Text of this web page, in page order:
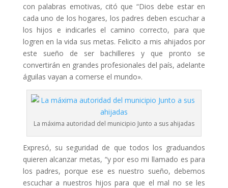
con palabras emotivas, citó que “Dios debe estar en
cada uno de los hogares, los padres deben escuchar a
los hijos e indicarles el camino correcto, para que
logren en la vida sus metas. Felicito a mis ahijados por
este sueño de ser bachilleres y que pronto se
convertirán en grandes profesionales del país, adelante
águilas vayan a comerse el mundo».
La máxima autoridad del municipio Junto a sus ahijadas
Expresó, su seguridad de que todos los graduandos
quieren alcanzar metas, “y por eso mi llamado es para
los padres, porque ese es nuestro sueño, debemos
escuchar a nuestros hijos para que el mal no se les